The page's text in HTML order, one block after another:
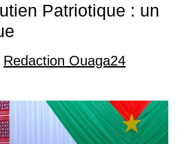
Patriotique : un
Redaction Ouaga24